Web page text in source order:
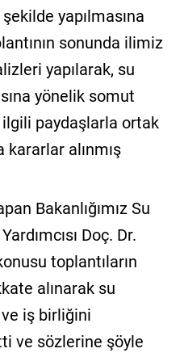
yapılmasına
sonunda ilimiz
yapılarak, su
yönelik somut
paydaşlarla ortak
alınmış
Bakanlığımız Su
Doç. Dr.
toplantıların
alınarak su
iş birliğini
ve sözlerine şöyle